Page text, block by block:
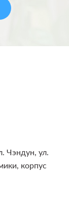
Чэндун, ул.
корпус